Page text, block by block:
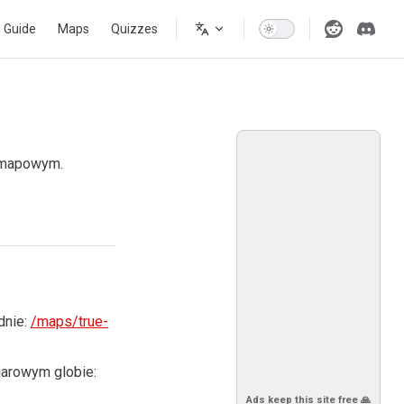
Guide Maps Quizzes
Ads keep this site free 🙏
/maps/true-
globie: